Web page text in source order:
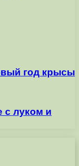
год крысы
с луком и